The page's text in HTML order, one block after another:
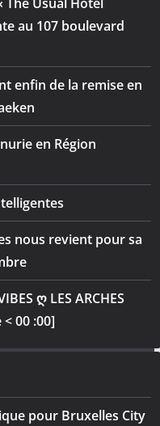
The Usual Hotel
au 107 boulevard
enfin de la remise en
en Région
nous revient pour sa
ღ LES ARCHES
00 :00]
pour Bruxelles City